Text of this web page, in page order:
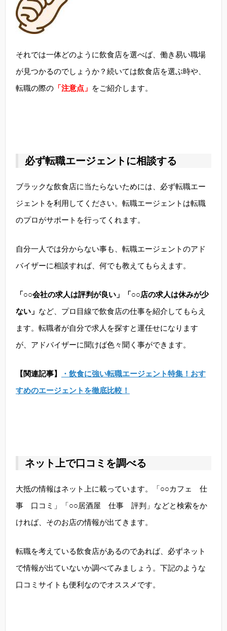
それでは一体どのように飲食店を選べば、働き易い職場
が見つかるのでしょうか？続いては飲食店を選ぶ時や、
転職の際の 「注意点」 をご紹介します。
必ず転職エージェントに相談する
ブラックな飲食店に当たらないためには、必ず転職エー
ジェントを利用してください。転職エージェントは転職
のプロがサポートを行ってくれます。
自分一人では分からない事も、転職エージェントのアド
バイザーに相談すれば、何でも教えてもらえます。
「○○会社の求人は評判が良い」「○○店の求人は休みが少
ない」 など、プロ目線で飲食店の仕事を紹介してもらえ
ます。転職者が自分で求人を探すと運任せになります
が、アドバイザーに聞けば色々聞く事ができます。
【関連記事】
・飲食に強い転職エージェント特集！おす
すめのエージェントを徹底比較！
ネット上で口コミを調べる
大抵の情報はネット上に載っています。「○○カフェ 仕
事 口コミ」「○○居酒屋 仕事 評判」などと検索をか
ければ、そのお店の情報が出てきます。
転職を考えている飲食店があるのであれば、必ずネット
で情報が出ていないか調べてみましょう。下記のような
口コミサイトも便利なのでオススメです。